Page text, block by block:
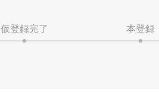
仮登録完了 本登録